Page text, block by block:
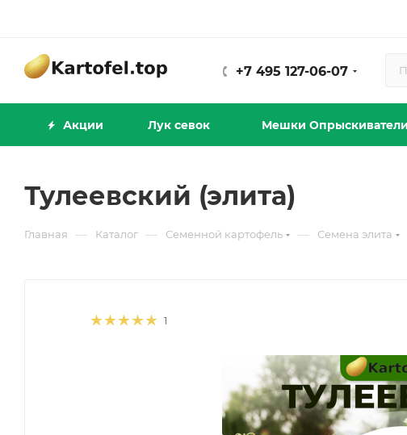
+7 495 127-06-07
Акции Лук севок Мешки Опрыскиватели
Тулеевский (элита)
Главная — Каталог — Семенной картофель — Семена элита
1